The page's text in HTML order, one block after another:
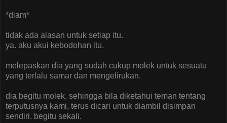
*diam*
tidak ada alasan untuk setiap itu.
ya. aku akui kebodohan itu.
melepaskan dia yang sudah cukup molek untuk sesuatu
yang terlalu samar dan mengelirukan.
dia begitu molek, sehingga bila diketahui teman tentang
terputusnya kami, terus dicari untuk diambil disimpan
sendiri. begitu sekali.